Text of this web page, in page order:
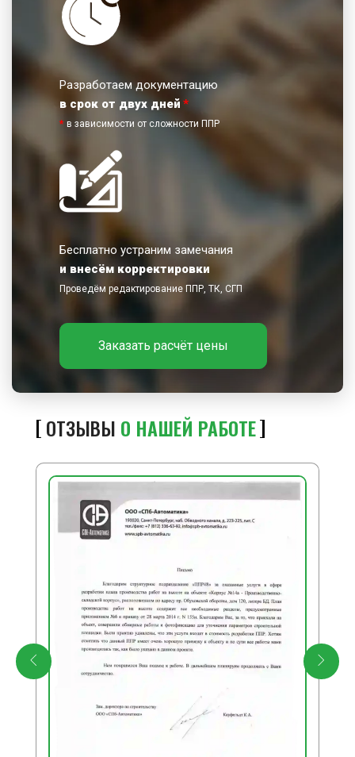
Разработаем документацию
в срок от двух дней *
* в зависимости от сложности ППР
Бесплатно устраним замечания
и внесём корректировки
Проведём редактирование ППР, ТК, СГП
Заказать расчёт цены
ОТЗЫВЫ О НАШЕЙ РАБОТЕ